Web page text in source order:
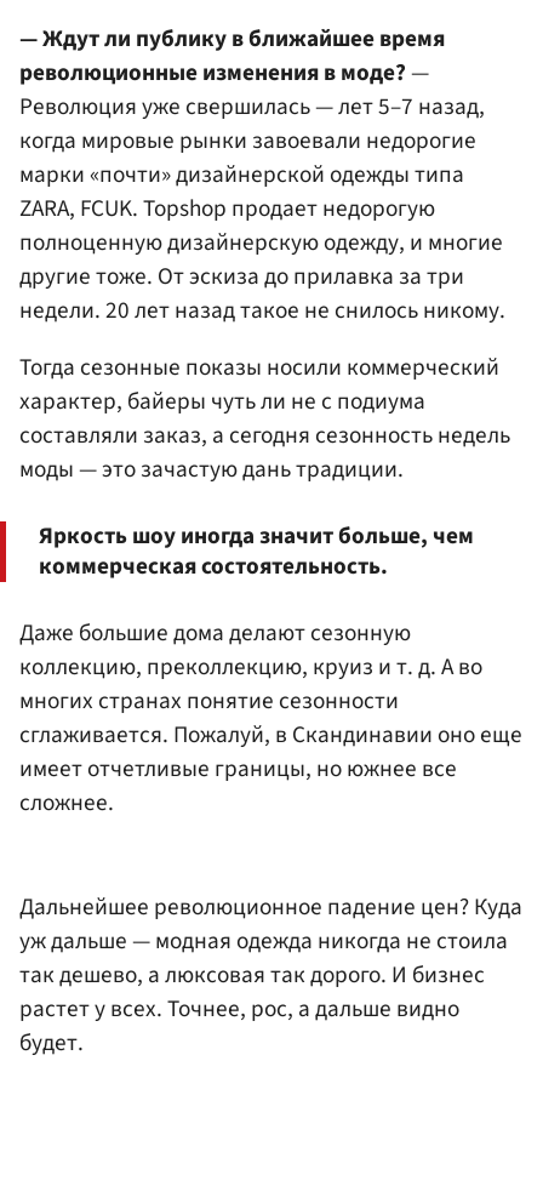
— Ждут ли публику в ближайшее время
революционные изменения в моде?—
Революция уже свершилась — лет 5–7 назад,
когда мировые рынки завоевали недорогие
марки «почти» дизайнерской одежды типа
ZARA, FCUK. Topshop продает недорогую
полноценную дизайнерскую одежду, и многие
другие тоже. От эскиза до прилавка за три
недели. 20 лет назад такое не снилось никому.
Тогда сезонные показы носили коммерческий
характер, байеры чуть ли не с подиума
составляли заказ, а сегодня сезонность недель
моды — это зачастую дань традиции.
Яркость шоу иногда значит больше, чем
коммерческая состоятельность.
Даже большие дома делают сезонную
коллекцию, преколлекцию, круиз и т. д. А во
многих странах понятие сезонности
сглаживается. Пожалуй, в Скандинавии оно еще
имеет отчетливые границы, но южнее все
сложнее.
Дальнейшее революционное падение цен? Куда
уж дальше — модная одежда никогда не стоила
так дешево, а люксовая так дорого. И бизнес
растет у всех. Точнее, рос, а дальше видно
будет.